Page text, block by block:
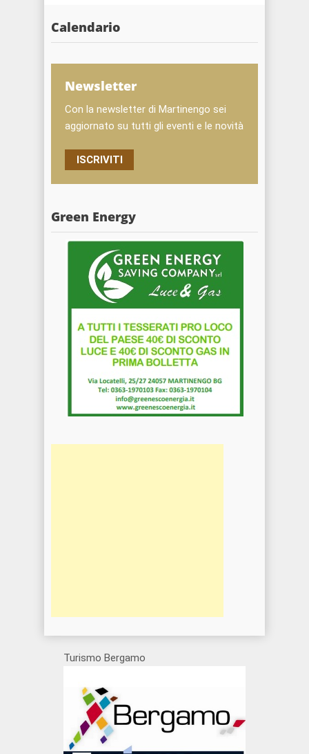
Calendario
Newsletter
Con la newsletter di Martinengo sei
aggiornato su tutti gli eventi e le novità
ISCRIVITI
Green Energy
Turismo Bergamo